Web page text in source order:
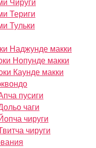
Териги
Тульки
Наджунде макки
Нопунде макки
Каунде макки
пусиги
чаги
чируги
чируги